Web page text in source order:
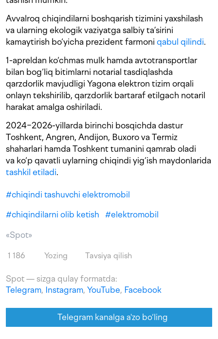
Avvalroq chiqindilarni boshqarish tizimini yaxshilash
va ularning ekologik vaziyatga salbiy ta’sirini
kamaytirish bo‘yicha prezident farmoni qabul qilindi.
1-apreldan ko‘chmas mulk hamda avtotransportlar
bilan bog‘liq bitimlarni notarial tasdiqlashda
qarzdorlik mavjudligi Yagona elektron tizim orqali
onlayn tekshirilib, qarzdorlik bartaraf etilgach notaril
harakat amalga oshiriladi.
2024−2026-yillarda birinchi bosqichda dastur
Toshkent, Angren, Andijon, Buxoro va Termiz
shaharlari hamda Toshkent tumanini qamrab oladi
va ko‘p qavatli uylarning chiqindi yig‘ish maydonlarida
tashkil etiladi.
#chiqindi tashuvchi elektromobil
#chiqindilarni olib ketish #elektromobil
«Spot»
1 186 Yozing Tavsiya qilish
Spot — sizga qulay formatda:
Telegram, Instagram, YouTube, Facebook
Telegram kanalga a'zo bo‘ling